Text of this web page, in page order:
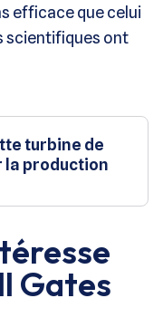
efficace que celui
scientifiques ont
turbine de
la production
Gates